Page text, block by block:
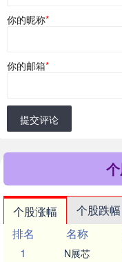
你的昵称*
你的邮箱*
提交评论
个股涨幅 个股跌幅
排名
名称
1
N展芯